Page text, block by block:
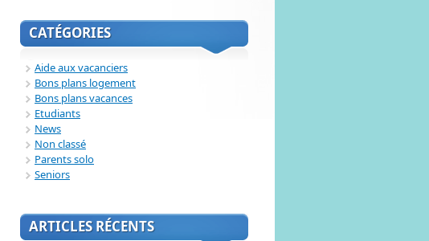
CATÉGORIES
Aide aux vacanciers
Bons plans logement
Bons plans vacances
Etudiants
News
Non classé
Parents solo
Seniors
ARTICLES RÉCENTS